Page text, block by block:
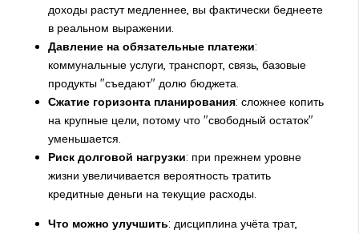
доходы растут медленнее, вы фактически беднеете
в реальном выражении.
Давление на обязательные платежи:
коммунальные услуги, транспорт, связь, базовые
продукты "съедают" долю бюджета.
Сжатие горизонта планирования: сложнее копить
на крупные цели, потому что "свободный остаток"
уменьшается.
Риск долговой нагрузки: при прежнем уровне
жизни увеличивается вероятность тратить
кредитные деньги на текущие расходы.
Что можно улучшить: дисциплина учёта трат,